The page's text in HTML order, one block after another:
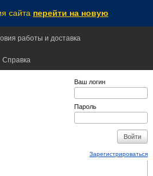
сайта перейти на новую
работы и доставка
Справка
Ваш логин
Пароль
Зарегистрироваться